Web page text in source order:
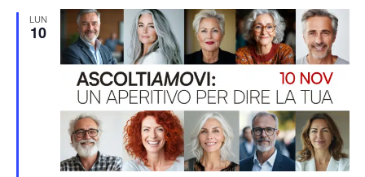
LUN
10